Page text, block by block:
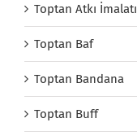
Toptan Atkı İmalatı
Toptan Baf
Toptan Bandana
Toptan Buff